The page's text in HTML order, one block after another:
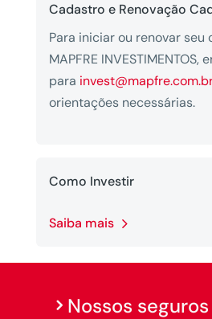
Cadastro e Renovação
Para iniciar ou renovar seu
MAPFRE INVESTIMENTOS,
para
orientações necessárias.
Como Investir
Saiba mais
Nossos seguros